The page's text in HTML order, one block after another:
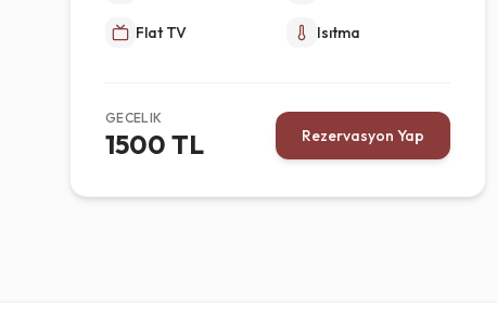
Flat TV Isıtma
GECELIK
1500 TL Rezervasyon Yap